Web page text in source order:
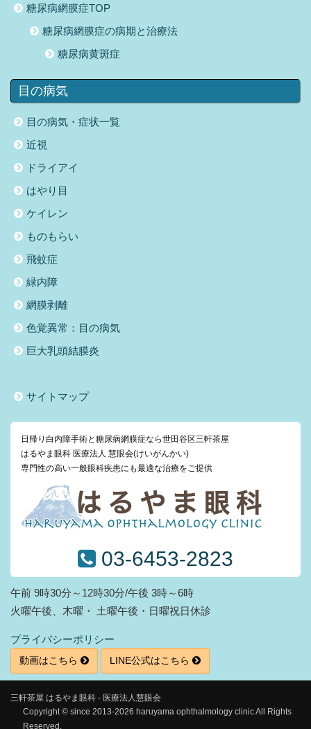
糖尿病網膜症TOP
糖尿病網膜症の病期と治療法
糖尿病黄斑症
目の病気
目の病気・症状一覧
近視
ドライアイ
はやり目
ケイレン
ものもらい
飛蚊症
緑内障
網膜剥離
色覚異常：目の病気
巨大乳頭結膜炎
サイトマップ
日帰り白内障手術と糖尿病網膜症なら世田谷区三軒茶屋
はるやま眼科 医療法人 慧眼会(けいがんかい)
専門性の高い一般眼科疾患にも最適な治療をご提供
03-6453-2823
午前 9時30分～12時30分/午後 3時～6時
火曜午後、木曜・ 土曜午後・日曜祝日休診
プライバシーポリシー
動画はこちら LINE公式はこちら
三軒茶屋 はるやま眼科 - 医療法人慧眼会
Copyright © since 2013-2026 haruyama ophthalmology clinic All Rights
Reserved.